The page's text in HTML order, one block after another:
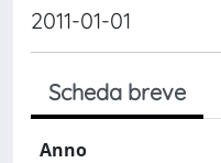
2011-01-01
Scheda breve
Anno